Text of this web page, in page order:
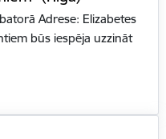
Adrese: Elizabetes
būs iespēja uzzināt